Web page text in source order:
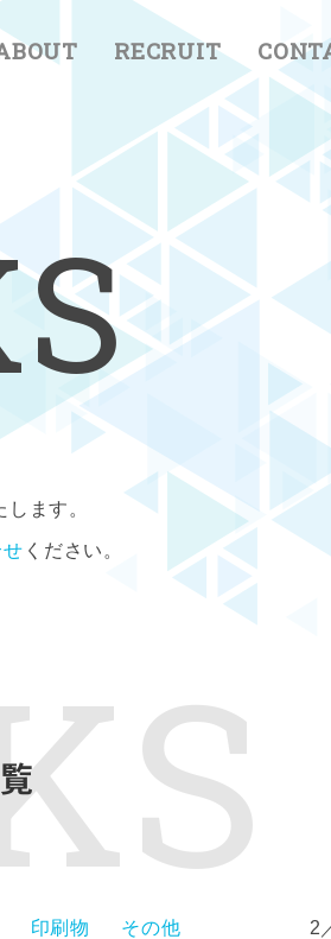
RECRUIT
S
ます。
ください。
印刷物 その他 2